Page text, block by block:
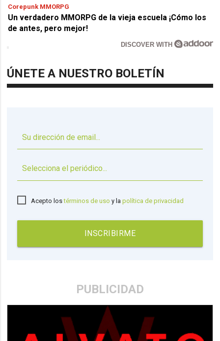
Corepunk MMORPG
Un verdadero MMORPG de la vieja escuela ¡Cómo los
de antes, pero mejor!
DISCOVER WITH
ÚNETE A NUESTRO BOLETÍN
Acepto lostérminos de uso y lapolítica de privacidad
INSCRIBIRME
PUBLICIDAD